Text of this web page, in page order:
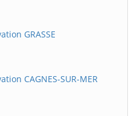
GRASSE
CAGNES-SUR-MER